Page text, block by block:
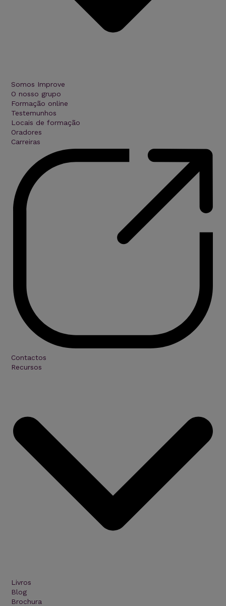
Somos Improve
O nosso grupo
Formação online
Testemunhos
Locais de formação
Oradores
Carreiras
Contactos
Recursos
Livros
Blog
Brochura